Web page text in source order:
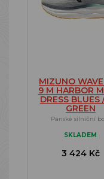
MIZUNO
9 M HARBOR
DRESS BLUES
GREEN
Pánské silniční
SKLADEM
3 424 Kč